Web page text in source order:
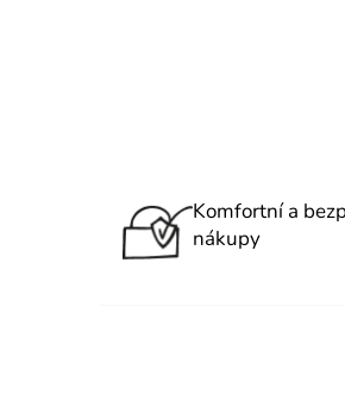
Komfortní a
nákupy